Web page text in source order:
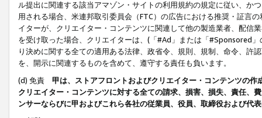
ル提出に関連する該当アマゾン・サイトの利用規約の規定に従い、か
用される場合、米連邦取引委員会（FTC）の広告における推奨・証言
イターが、クリエイター・コンテンツに関連して他の製造業者、配信
を受け取った場合、クリエイターは、(「#Ad」または「#Sponsored
り決めに関する全ての適用ある法律、政省令、規則、規制、命令、許
を、開示に関連するものを含めて、遵守する責任も負います。
(d) 免責 甲は、ストアフロントおよびクリエイター・コンテンツの
クリエイター・コンテンツに対する全ての請求、損害、損失、責任、
ンサーならびに甲およびこれら各社の従業員、役員、取締役および代